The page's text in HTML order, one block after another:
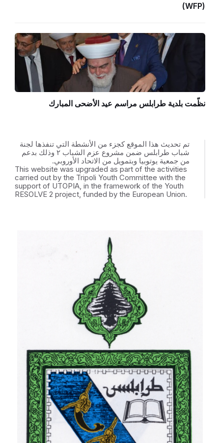
(WFP)
نظّمت بلدية طرابلس مراسم عيد الأضحى المبارك
تم تحديث هذا الموقع كجزء من الأنشطة التي تنفذها لجنة
شباب طرابلس ضمن مشروع عزم الشباب ٢ وذلك بدعم
من جمعية يوتوبيا وبتمويل من الاتحاد الأوروبي.
This website was upgraded as part of the activities
carried out by the Tripoli Youth Committee with the
support of UTOPIA, in the framework of the Youth
RESOLVE 2 project, funded by the European Union.